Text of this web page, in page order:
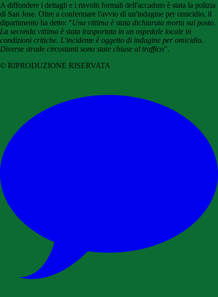
A diffondere i dettagli e i risvolti formali dell'accaduto è stata la polizia
di San Jose. Oltre a confermare l'avvio di un'indagine per omicidio, il
dipartimento ha detto: "Una vittima è stata dichiarata morta sul posto.
La seconda vittima è stata trasportata in un ospedale locale in
condizioni critiche. L'incidente è oggetto di indagine per omicidio.
Diverse strade circostanti sono state chiuse al traffico".
© RIPRODUZIONE RISERVATA